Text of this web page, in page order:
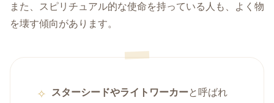
また、スピリチュアル的な使命を持っている人も、よく物
を壊す傾向があります。
スターシードやライトワーカーと呼ばれ